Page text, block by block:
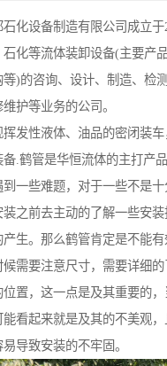
化设备制造有限公司成立于
石化等流体装卸设备(主要产
等)的咨询、设计、制造、检
护等业务的公司。
挥发性液体、油品的密闭装
备.鹤管是华恒流体的主打产
到一些难题，对于一些不是
装之前去主动的了解一些安
生。那么鹤管肯定是不能有
候需要注意尺寸，需要详细
位置，这一点是及其重要的
能看起来就是及其的不美观
导致安装的不牢固。